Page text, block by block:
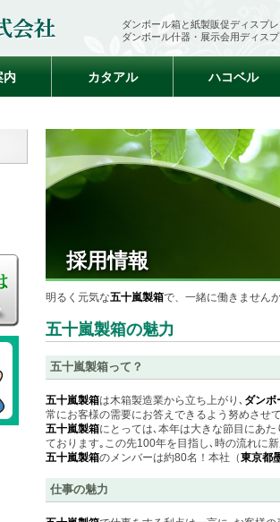
ダンボール箱と紙製販促ディスプ
ダンボール什器・展示会用ディス
内 カタアル ハコベル
採用情報
明るく元気な五十嵐製箱で、一緒に働きません
五十嵐製箱の魅力
五十嵐製箱って？
五十嵐製箱は木箱製造業から立ち上がり､ ダンボ
常にお客様の需要にお答えできるよう努めさせ
五十嵐製箱にとっては､本年は大きな節目にあ
ております｡この先100年を目指し､時の流れに
五十嵐製箱のメンバーは約80名！本社（東京都
仕事の魅力